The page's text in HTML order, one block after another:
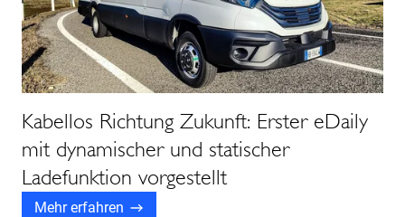
Kabellos Richtung Zukunft: Erster eDaily
mit dynamischer und statischer
Ladefunktion vorgestellt
Mehr erfahren